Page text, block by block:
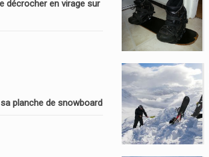
décrocher en virage sur
planche de snowboard